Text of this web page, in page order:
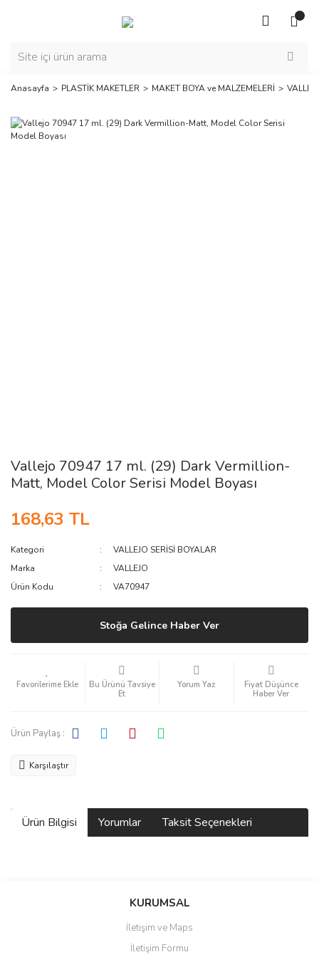
Anasayfa PLASTİK MAKETLER MAKET BOYA ve MALZEMELERİ
Vallejo 70947 17 ml. (29) Dark Vermillion-
Matt, Model Color Serisi Model Boyası
168,63 TL
Kategori
VALLEJO SERİSİ BOYALAR
Marka
VALLEJO
Ürün Kodu
VA70947
Stoğa Gelince Haber Ver
Bu Ürünü Tavsiye
Et
Yorum Yaz
Fiyat Düşünce
Haber Ver
Ürün Paylaş :
Karşılaştır
Ürün Bilgisi Yorumlar Taksit Seçenekleri
Bu ürüne ilk yorumu siz yapın!
Yorum Yaz
KURUMSAL
İletişim ve Maps
İletişim Formu